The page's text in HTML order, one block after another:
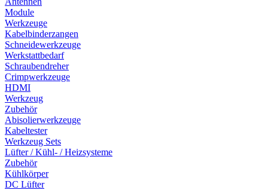
Module
Werkzeuge
Kabelbinderzangen
Schneidewerkzeuge
Werkstattbedarf
Schraubendreher
Crimpwerkzeuge
HDMI
Werkzeug
Zubehör
Abisolierwerkzeuge
Kabeltester
Werkzeug Sets
Lüfter / Kühl- / Heizsysteme
Zubehör
Kühlkörper
DC Lüfter